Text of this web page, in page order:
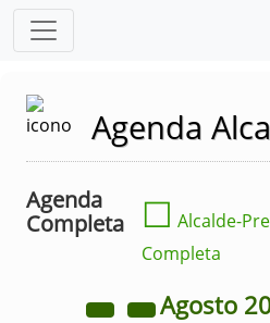
Agenda
Agenda
Completa
☐ Alcalde-
Completa
Agosto